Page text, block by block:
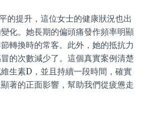
的提升，這位女士的健康狀況也出
化。她長期的偏頭痛發作頻率明顯
轉換時的常客。此外，她的抵抗力
的次數減少了。這個真實案例清楚
生素D，並且持續一段時間，確實
著的正面影響，幫助我們從疲憊走